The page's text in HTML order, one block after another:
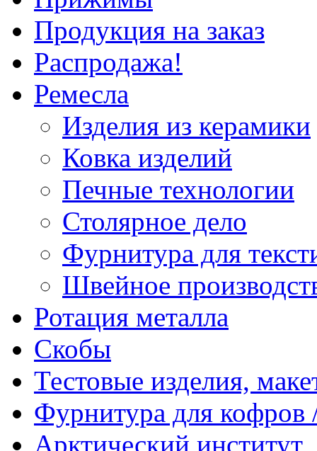
Продукция на заказ
Распродажа!
Ремесла
Изделия из керамики
Ковка изделий
Печные технологии
Столярное дело
Фурнитура для
Швейное
Ротация металла
Скобы
Тестовые изделия,
Фурнитура для кофров
Арктический институт